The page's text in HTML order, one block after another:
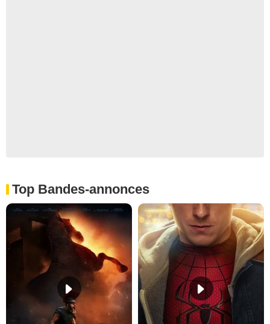
Top Bandes-annonces